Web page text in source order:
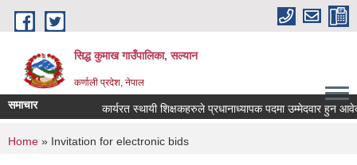
Skip to main content
सिद्ध कुमाख गाउँपालिका, सल्यान
कर्णाली प्रदेश, नेपाल
समाचार कार्यरत स्थायी शिक्षकहरुले प्रधानाध्यापक पदमा उम्मेदवार हुन
You are here
Home » Invitation for electronic bids